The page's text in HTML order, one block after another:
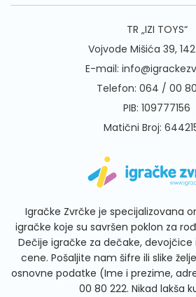
TR „IZI TOYS“
Vojvode Mišića 39,
E-mail:
Telefon: 064 / 00
PIB: 109777156
Matični Broj:
Igračke Zvrčke je specijalizovana
igračke koje su savršen poklon za
Dečije igračke za dečake, devojčice
cene. Pošaljite nam šifre ili slike
osnovne podatke (Ime i prezime,
00 80 222. Nikad lakša